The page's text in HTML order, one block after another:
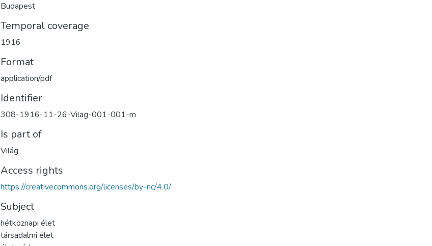
Budapest
Temporal coverage
1916
Format
application/pdf
Identifier
308-1916-11-26-Vilag-001-001-m
Is part of
Világ
Access rights
https://creativecommons.org/licenses/by-nc/4.0/
Subject
hétköznapi élet
társadalmi élet